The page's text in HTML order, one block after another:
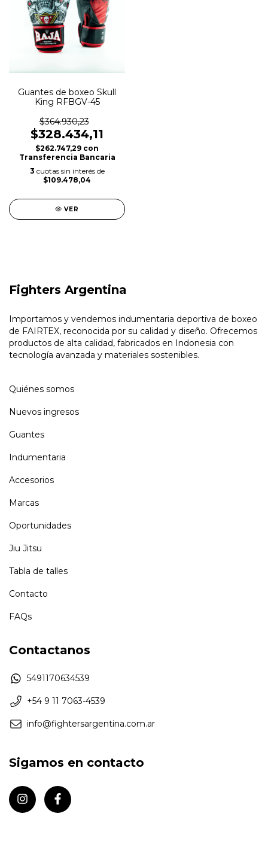
Guantes de boxeo Skull
King RFBGV-45
$364.930,23
$328.434,11
$262.747,29 con
Transferencia Bancaria
3 cuotas sin interés de
$109.478,04
VER
Fighters Argentina
Importamos y vendemos indumentaria deportiva de boxeo
de FAIRTEX, reconocida por su calidad y diseño. Ofrecemos
productos de alta calidad, fabricados en Indonesia con
tecnología avanzada y materiales sostenibles.
Quiénes somos
Nuevos ingresos
Guantes
Indumentaria
Accesorios
Marcas
Oportunidades
Jiu Jitsu
Tabla de talles
Contacto
FAQs
Contactanos
5491170634539
+54 9 11 7063-4539
info@fightersargentina.com.ar
Sigamos en contacto